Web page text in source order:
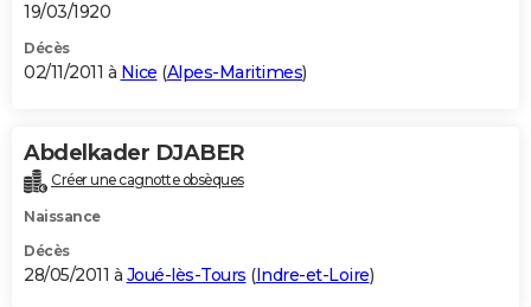
19/03/1920
Décès
02/11/2011 à Nice (Alpes-Maritimes)
Abdelkader DJABER
Créer une cagnotte obsèques
Naissance
Décès
28/05/2011 à Joué-lès-Tours (Indre-et-Loire)